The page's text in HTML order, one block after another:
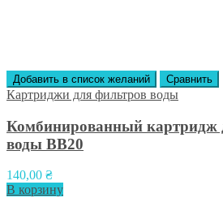
Добавить в список желаний Сравнить
Картриджи для фильтров воды
Комбинированный картридж
воды ВВ20
140,00 ₴
В корзину